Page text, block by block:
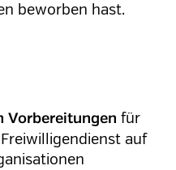
beworben hast.
Vorbereitungen für
auf